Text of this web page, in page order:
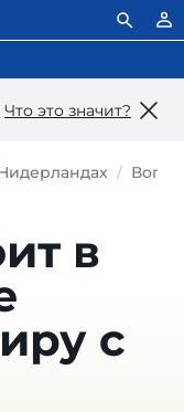
Что это значит?
в
с